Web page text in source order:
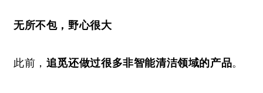
无所不包，野心很大
此前， 追觅还做过很多非智能清洁领域的产品。